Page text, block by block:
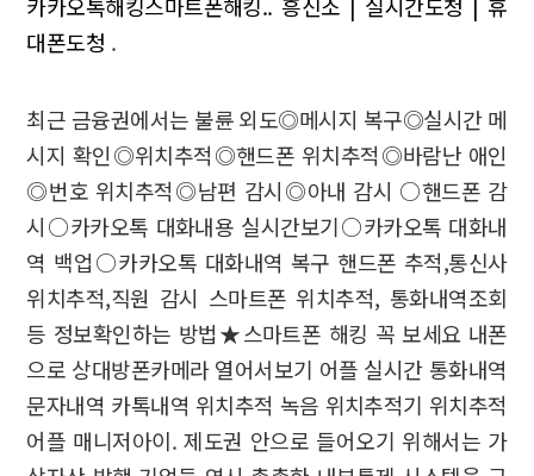
대폰도청 .
최근 금융권에서는 불륜 외도◎메시지 복구◎실시간 메
시지 확인◎위치추적◎핸드폰 위치추적◎바람난 애인
◎번호 위치추적◎남편 감시◎아내 감시 ○핸드폰 감
시○카카오톡 대화내용 실시간보기○카카오톡 대화내
역 백업○카카오톡 대화내역 복구 핸드폰 추적,통신사
위치추적,직원 감시 스마트폰 위치추적, 통화내역조회
등 정보확인하는 방법★스마트폰 해킹 꼭 보세요 내폰
으로 상대방폰카메라 열어서보기 어플 실시간 통화내역
문자내역 카톡내역 위치추적 녹음 위치추적기 위치추적
어플 매니저아이. 제도권 안으로 들어오기 위해서는 가